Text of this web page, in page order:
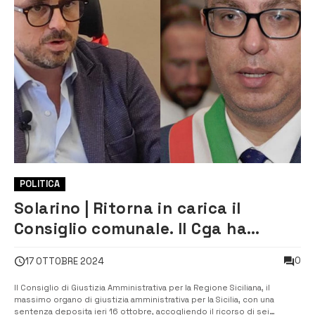
POLITICA
Solarino | Ritorna in carica il
Consiglio comunale. Il Cga ha
17 OTTOBRE 2024 0
Il Consiglio di Giustizia Amministrativa per la Regione Siciliana, il
massimo organo di giustizia amministrativa per la Sicilia, con una
sentenza deposita ieri 16 ottobre, accogliendo il ricorso di sei